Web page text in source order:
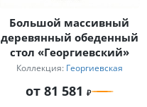
Большой массивный
деревянный обеденный
стол «Георгиевский»
Коллекция: Георгиевская
от 81 581